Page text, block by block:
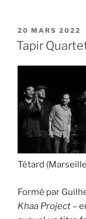
PUBLIÉ
LE
20 MARS 2022
Tapir
Tétard
Formé par
Khaa Project –